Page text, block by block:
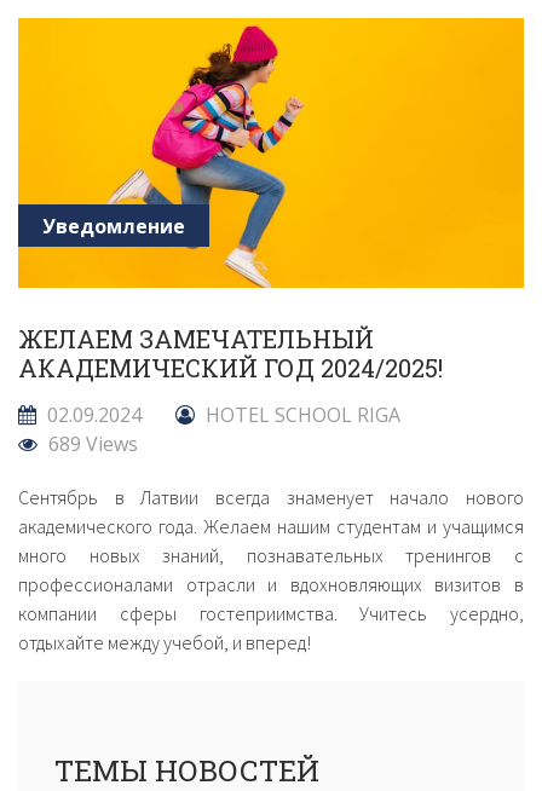
Уведомление
ЖЕЛАЕМ ЗАМЕЧАТЕЛЬНЫЙ
АКАДЕМИЧЕСКИЙ ГОД 2024/2025!
02.09.2024
HOTEL SCHOOL RIGA
689 Views
Сентябрь в Латвии всегда знаменует начало нового
академического года. Желаем нашим студентам и учащимся
много новых знаний, познавательных тренингов с
профессионалами отрасли и вдохновляющих визитов в
компании сферы гостеприимства. Учитесь усердно,
отдыхайте между учебой, и вперед!
ТЕМЫ НОВОСТЕЙ